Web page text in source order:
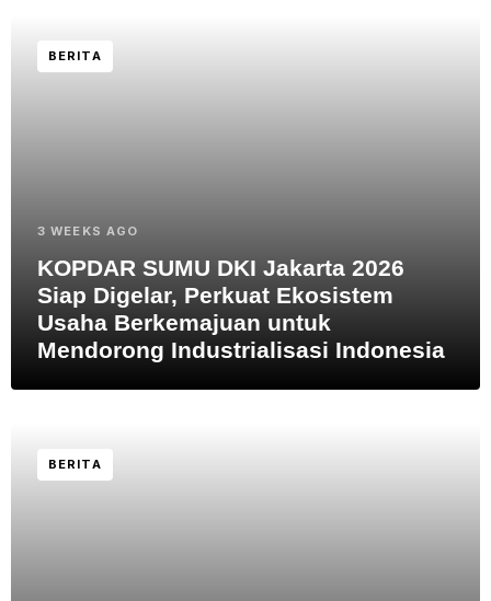
BERITA
3 WEEKS AGO
KOPDAR SUMU DKI Jakarta 2026
Siap Digelar, Perkuat Ekosistem
Usaha Berkemajuan untuk
Mendorong Industrialisasi Indonesia
BERITA